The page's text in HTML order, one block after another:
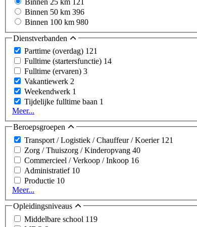
Binnen 50 km 396
Binnen 100 km 980
Dienstverbanden
Parttime (overdag) 121
Fulltime (startersfunctie) 14
Fulltime (ervaren) 3
Vakantiewerk 2
Weekendwerk 1
Tijdelijke fulltime baan 1
Meer...
Beroepsgroepen
Transport / Logistiek / Chauffeur / Koerier 121
Zorg / Thuiszorg / Kinderopvang 40
Commercieel / Verkoop / Inkoop 16
Administratief 10
Productie 10
Meer...
Opleidingsniveaus
Middelbare school 119